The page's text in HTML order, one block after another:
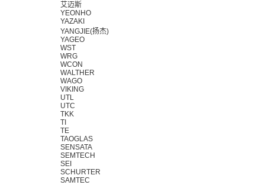
艾迈斯
YEONHO
YAZAKI
YANGJIE(扬杰)
YAGEO
WST
WRG
WCON
WALTHER
WAGO
VIKING
UTL
UTC
TKK
TI
TE
TAOGLAS
SENSATA
SEMTECH
SEI
SCHURTER
SAMTEC